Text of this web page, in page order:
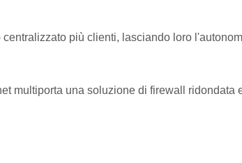
più clienti, lasciando loro
multiporta una soluzione di firewall ridondata